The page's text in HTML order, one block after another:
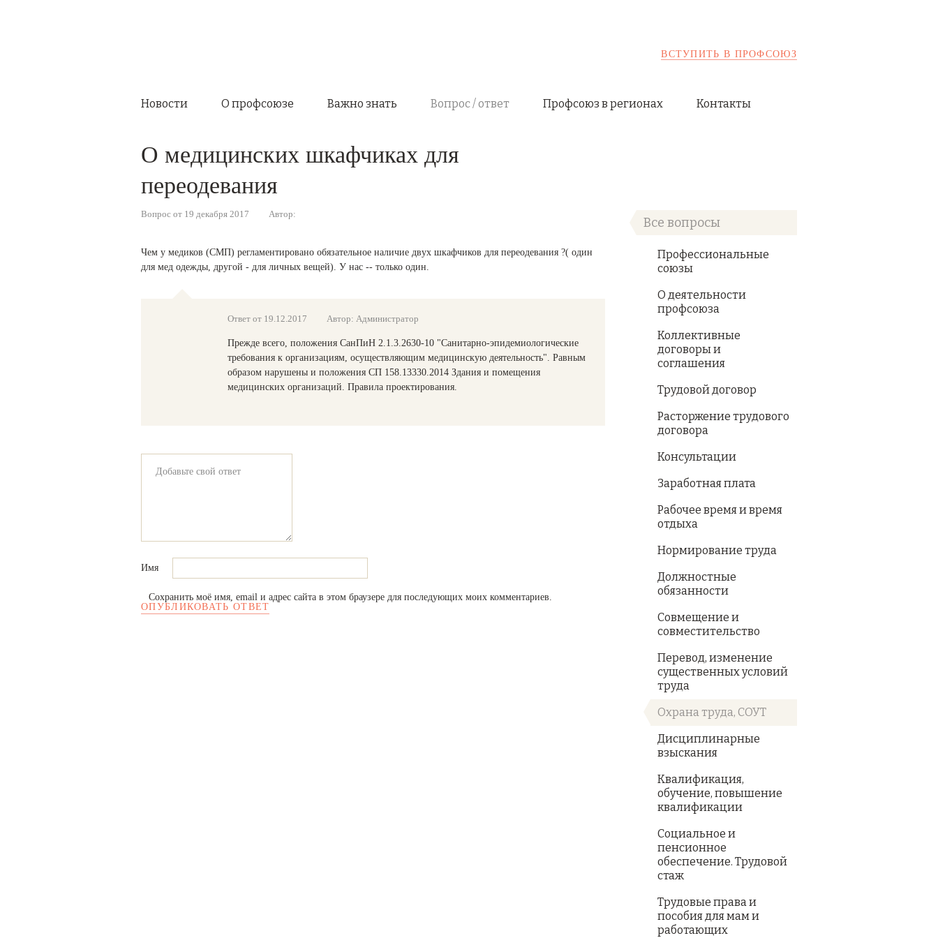
ВСТУПИТЬ В ПРОФСОЮЗ
Новости О профсоюзе Важно знать Вопрос / ответ Профсоюз в регионах Контакты
О медицинских шкафчиках для
переодевания
Вопрос от 19 декабря 2017 Автор:
Чем у медиков (СМП) регламентировано обязательное наличие двух шкафчиков для переодевания ?( один
для мед одежды, другой - для личных вещей). У нас -- только один.
Ответ от 19.12.2017 Автор: Администратор
Прежде всего, положения СанПиН 2.1.3.2630-10 "Санитарно-эпидемиологические
требования к организациям, осуществляющим медицинскую деятельность". Равным
образом нарушены и положения СП 158.13330.2014 Здания и помещения
медицинских организаций. Правила проектирования.
Имя
Сохранить моё имя, email и адрес сайта в этом браузере для последующих моих комментариев.
Все вопросы
Профессиональные
союзы
О деятельности
профсоюза
Коллективные
договоры и
соглашения
Трудовой договор
Расторжение трудового
договора
Консультации
Заработная плата
Рабочее время и время
отдыха
Нормирование труда
Должностные
обязанности
Совмещение и
совместительство
Перевод, изменение
существенных условий
труда
Охрана труда, СОУТ
Дисциплинарные
взыскания
Квалификация,
обучение, повышение
квалификации
Социальное и
пенсионное
обеспечение. Трудовой
стаж
Трудовые права и
пособия для мам и
работающих